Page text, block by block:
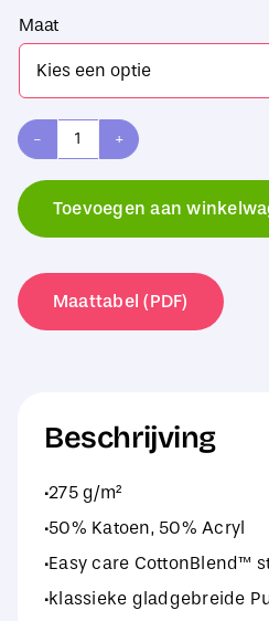
Maat
Russell
Men's
Neck
Knitted
Toevoegen aan
Maattabel (PDF)
Beschrijving
·275 g/m²
·50% Katoen, 50% Acryl
·Easy care CottonBlend™
·klassieke gladgebreide